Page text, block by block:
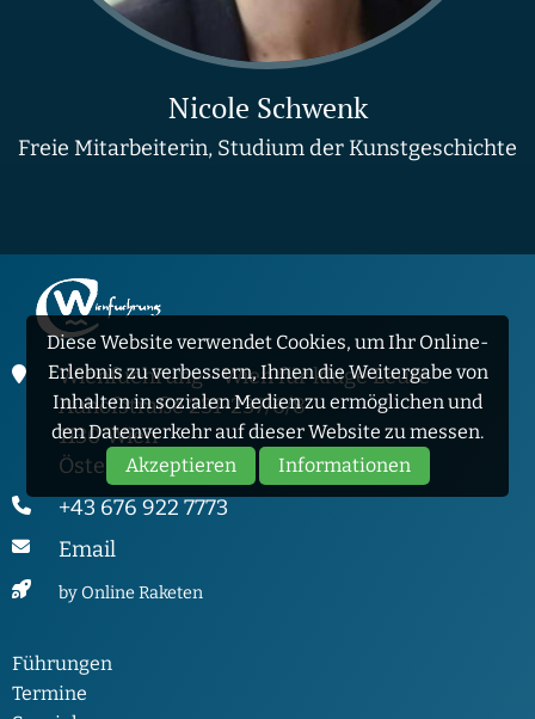
Diese Website verwendet Cookies, um Ihr Online-
Erlebnis zu verbessern, Ihnen die Weitergabe von
Inhalten in sozialen Medien zu ermöglichen und
den Datenverkehr auf dieser Website zu messen.
Akzeptieren
Informationen
Nicole Schwenk
Freie Mitarbeiterin, Studium der Kunstgeschichte
Wienfuehrung - Wien für kluge Leute
Auhofstraße 231-237/6/8
1130 Wien
Österreich
+43 676 922 7773
Email
by Online Raketen
Führungen
Termine